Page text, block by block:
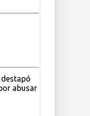
abusar